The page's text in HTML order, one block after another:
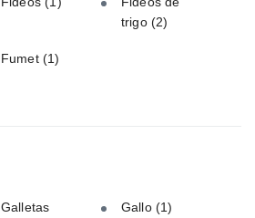
trigo(2)
Fumet (1)
Galletas
Gallo(1)